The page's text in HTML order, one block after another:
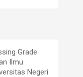
Grade
Ilmu
Negeri